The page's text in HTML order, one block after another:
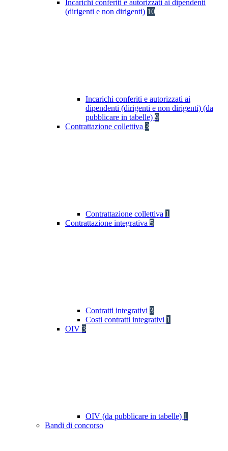
Incarichi conferiti e autorizzati ai dipendenti
(dirigenti e non dirigenti) 10
Incarichi conferiti e autorizzati ai
dipendenti (dirigenti e non dirigenti) (da
pubblicare in tabelle) 9
Contrattazione collettiva 3
Contrattazione collettiva 1
Contrattazione integrativa 5
Contratti integrativi 3
Costi contratti integrativi 1
OIV 3
OIV (da pubblicare in tabelle) 1
Bandi di concorso